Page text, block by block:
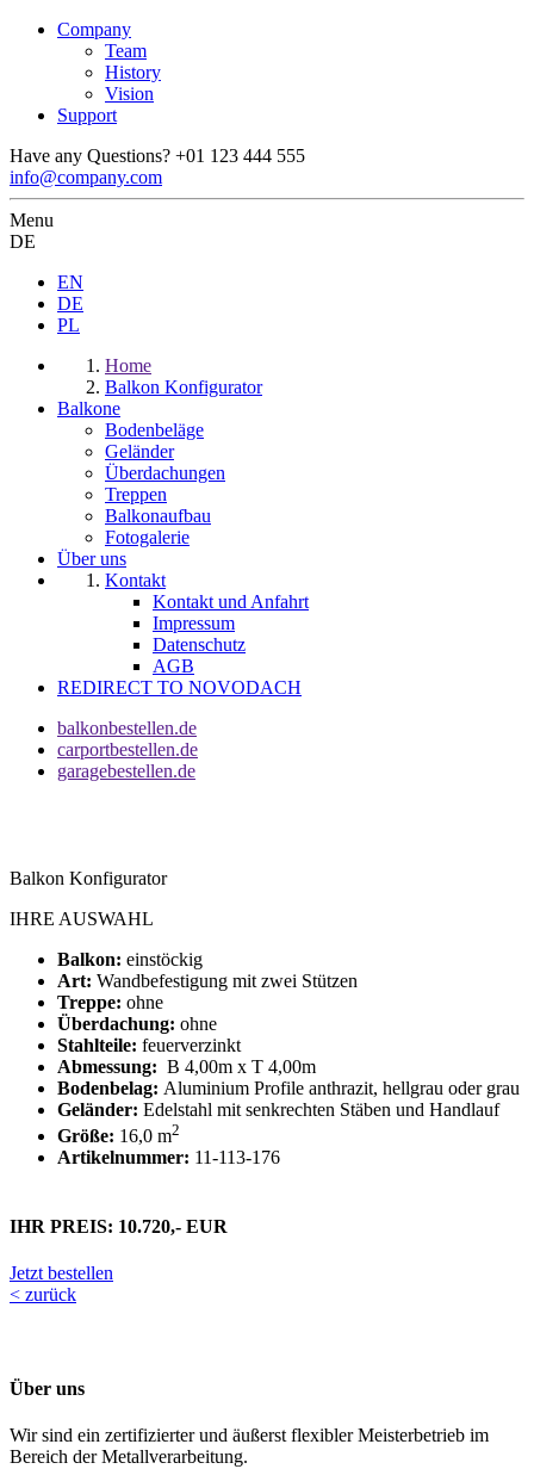
Company
Team
History
Vision
Support
Have any Questions? +01 123 444 555
info@company.com
Menu
DE
EN
DE
PL
Home
Balkon Konfigurator
Balkone
Bodenbeläge
Geländer
Überdachungen
Treppen
Balkonaufbau
Fotogalerie
Über uns
Kontakt
Kontakt und Anfahrt
Impressum
Datenschutz
AGB
REDIRECT TO NOVODACH
balkonbestellen.de
carportbestellen.de
garagebestellen.de
Balkon Konfigurator
IHRE AUSWAHL
Balkon: einstöckig
Art: Wandbefestigung mit zwei Stützen
Treppe: ohne
Überdachung: ohne
Stahlteile: feuerverzinkt
Abmessung: B 4,00m x T 4,00m
Bodenbelag: Aluminium Profile anthrazit, hellgrau oder grau
Geländer: Edelstahl mit senkrechten Stäben und Handlauf
Größe: 16,0 m2
Artikelnummer: 11-113-176
IHR PREIS: 10.720,- EUR
Jetzt bestellen
< zurück
Über uns
Wir sind ein zertifizierter und äußerst flexibler Meisterbetrieb im
Bereich der Metallverarbeitung.